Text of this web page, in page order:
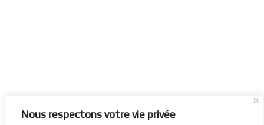
Nous respectons votre vie privée